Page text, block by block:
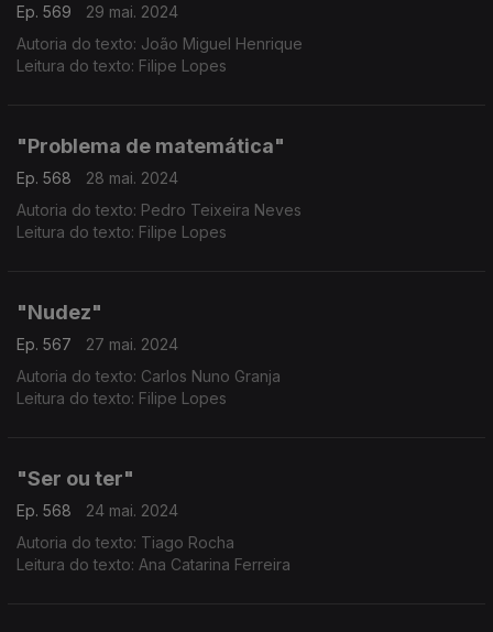
Ep. 569
29 mai. 2024
Autoria do texto: João Miguel Henrique
Leitura do texto: Filipe Lopes
"Problema de matemática"
Ep. 568
28 mai. 2024
Autoria do texto: Pedro Teixeira Neves
Leitura do texto: Filipe Lopes
"Nudez"
Ep. 567
27 mai. 2024
Autoria do texto: Carlos Nuno Granja
Leitura do texto: Filipe Lopes
"Ser ou ter"
Ep. 568
24 mai. 2024
Autoria do texto: Tiago Rocha
Leitura do texto: Ana Catarina Ferreira